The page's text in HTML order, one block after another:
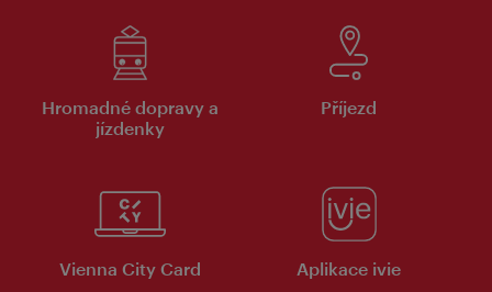
Hromadné dopravy a
jízdenky
Příjezd
Vienna City Card Aplikace ivie